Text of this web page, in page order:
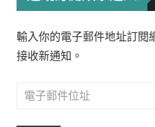
輸入你的電子郵件地址訂閱
接收新通知。
電